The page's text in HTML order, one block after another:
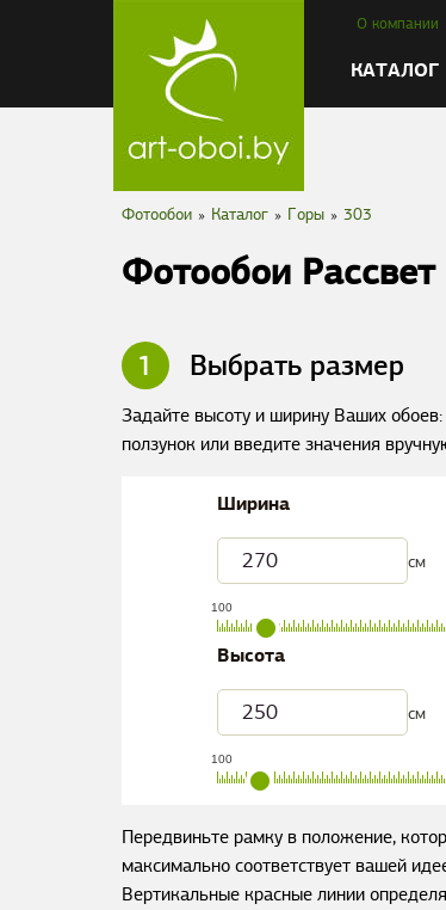
О компании
КАТАЛОГ
Фотообои » Каталог » Горы » 303
Фотообои Рассвет
1 Выбрать размер
Задайте высоту и ширину Ваших обоев:
ползунок или введите значения
Ширина
см
100
Высота
см
100
Передвиньте рамку в положение,
максимально соответствует вашей
Вертикальные красные линии